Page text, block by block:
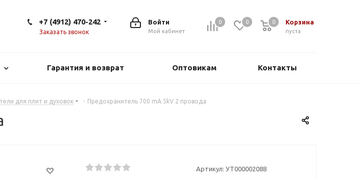
0 0 Корзина
0
пуста
0
Войти
Мой кабинет
+7 (4912) 470-242
Заказать звонок
Гарантия и возврат Оптовикам Контакты
для плит и духовок - Предохранитель 700 mA 5kV 2 провода
Артикул: УТ000002088